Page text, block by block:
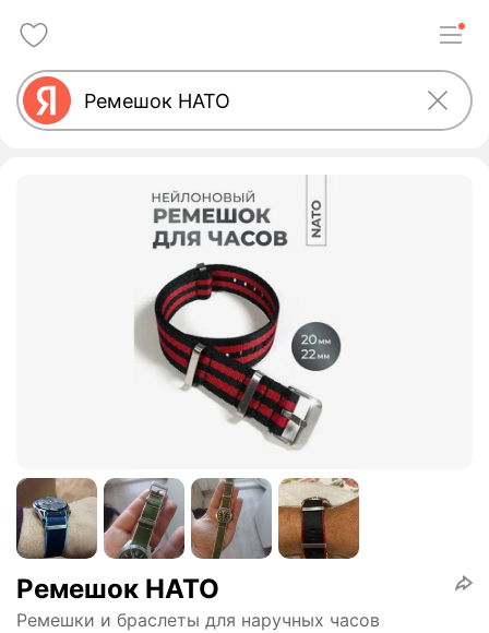
Ремешок НАТО
Ремешки и браслеты для наручных часов